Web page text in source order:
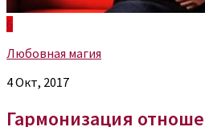
6
Любовная магия
4 Окт, 2017
Гармонизация